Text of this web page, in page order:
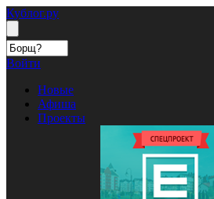
Кублог.ру
Войти
Новые
Афиша
Проекты